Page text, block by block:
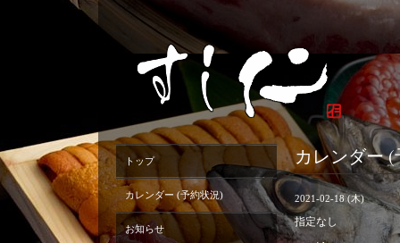
カレンダー
2021-02-18 (木)
指定なし
トップ
カレンダー (予約状況)
お知らせ